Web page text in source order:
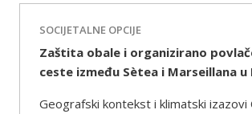
SOCIJETALNE OPCIJE
Zaštita obale i organizirano
ceste između Sètea i Marseillana u
Geografski kontekst i klimatski izazovi